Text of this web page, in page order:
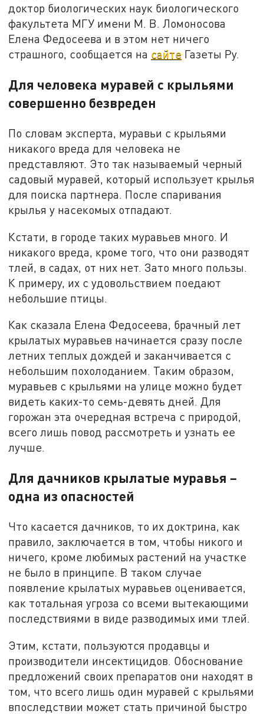
доктор биологических наук биологического
факультета МГУ имени М. В. Ломоносова
Елена Федосеева и в этом нет ничего
страшного, сообщается на сайте Газеты Ру.
Для человека муравей с крыльями
совершенно безвреден
По словам эксперта, муравьи с крыльями
никакого вреда для человека не
представляют. Это так называемый черный
садовый муравей, который использует крылья
для поиска партнера. После спаривания
крылья у насекомых отпадают.
Кстати, в городе таких муравьев много. И
никакого вреда, кроме того, что они разводят
тлей, в садах, от них нет. Зато много пользы.
К примеру, их с удовольствием поедают
небольшие птицы.
Как сказала Елена Федосеева, брачный лет
крылатых муравьев начинается сразу после
летних теплых дождей и заканчивается с
небольшим похолоданием. Таким образом,
муравьев с крыльями на улице можно будет
видеть каких-то семь-девять дней. Для
горожан эта очередная встреча с природой,
всего лишь повод рассмотреть и узнать ее
лучше.
Для дачников крылатые муравья –
одна из опасностей
Что касается дачников, то их доктрина, как
правило, заключается в том, чтобы никого и
ничего, кроме любимых растений на участке
не было в принципе. В таком случае
появление крылатых муравьев оценивается,
как тотальная угроза со всеми вытекающими
последствиями в виде разводимых ими тлей.
Этим, кстати, пользуются продавцы и
производители инсектицидов. Обоснование
предложений своих препаратов они находят в
том, что всего лишь один муравей с крыльями
впоследствии может стать причиной быстро